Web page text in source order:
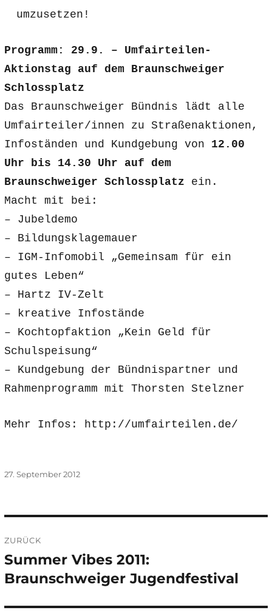
umzusetzen!
Programm: 29.9. – Umfairteilen-
Aktionstag auf dem Braunschweiger
Schlossplatz
Das Braunschweiger Bündnis lädt alle
Umfairteiler/innen zu Straßenaktionen,
Infoständen und Kundgebung von 12.00
Uhr bis 14.30 Uhr
auf dem
Braunschweiger Schlossplatz ein.
Macht mit bei:
– Jubeldemo
– Bildungsklagemauer
– IGM-Infomobil „Gemeinsam für ein
gutes Leben“
– Hartz IV-Zelt
– kreative Infostände
– Kochtopfaktion „Kein Geld für
Schulspeisung“
– Kundgebung der Bündnispartner und
Rahmenprogramm mit Thorsten Stelzner
Mehr Infos: http://umfairteilen.de/
Veröffentlicht
27. September 2012
ZURÜCK
Vorheriger
Beitrag:
Summer Vibes 2011:
Braunschweiger Jugendfestival